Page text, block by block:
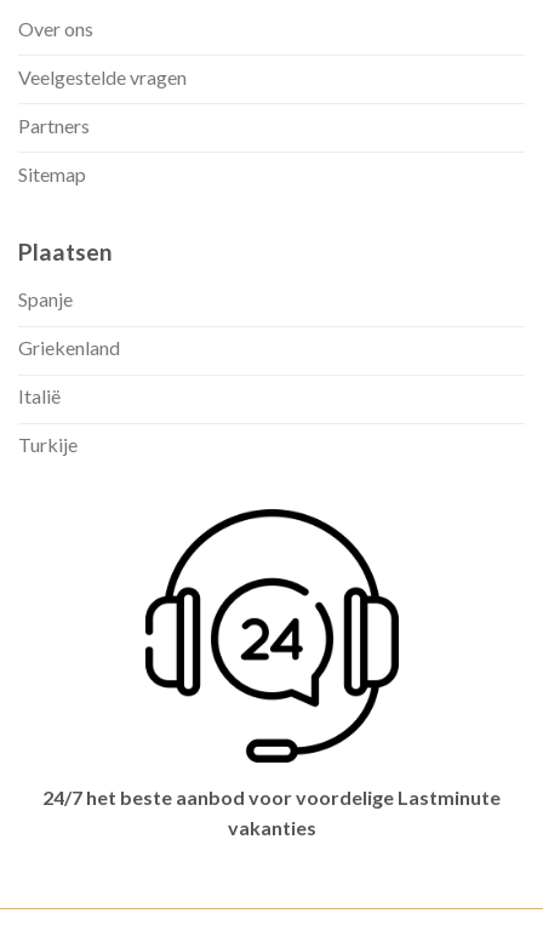
Over ons
Veelgestelde vragen
Partners
Sitemap
Plaatsen
Spanje
Griekenland
Italië
Turkije
24/7 het beste aanbod voor voordelige Lastminute
vakanties